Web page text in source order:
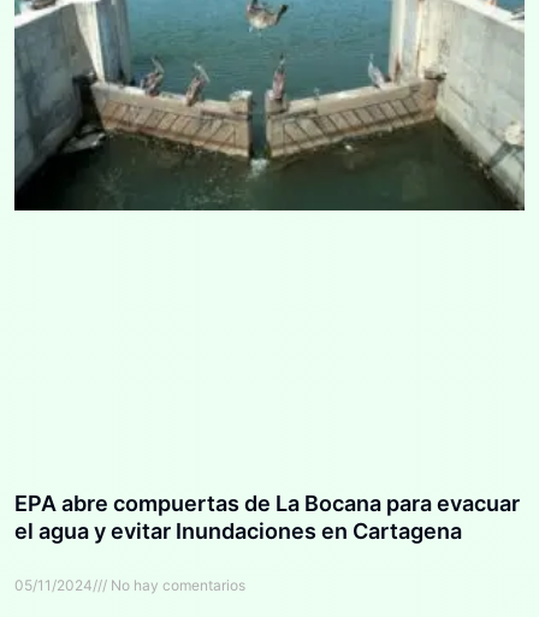
EPA abre compuertas de La Bocana para evacuar
el agua y evitar Inundaciones en Cartagena
05/11/2024 No hay comentarios